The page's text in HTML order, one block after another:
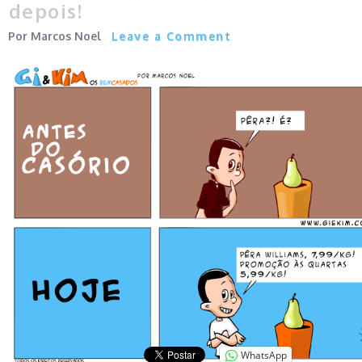
depois!
Marcos Noel Leave a Comment
WhatsApp